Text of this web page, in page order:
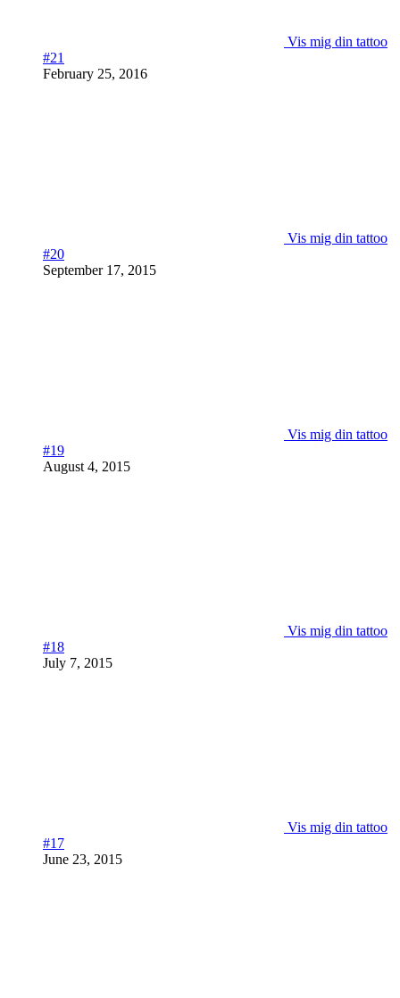
Vis mig din tattoo
#21
February 25, 2016
Vis mig din tattoo
#20
September 17, 2015
Vis mig din tattoo
#19
August 4, 2015
Vis mig din tattoo
#18
July 7, 2015
Vis mig din tattoo
#17
June 23, 2015